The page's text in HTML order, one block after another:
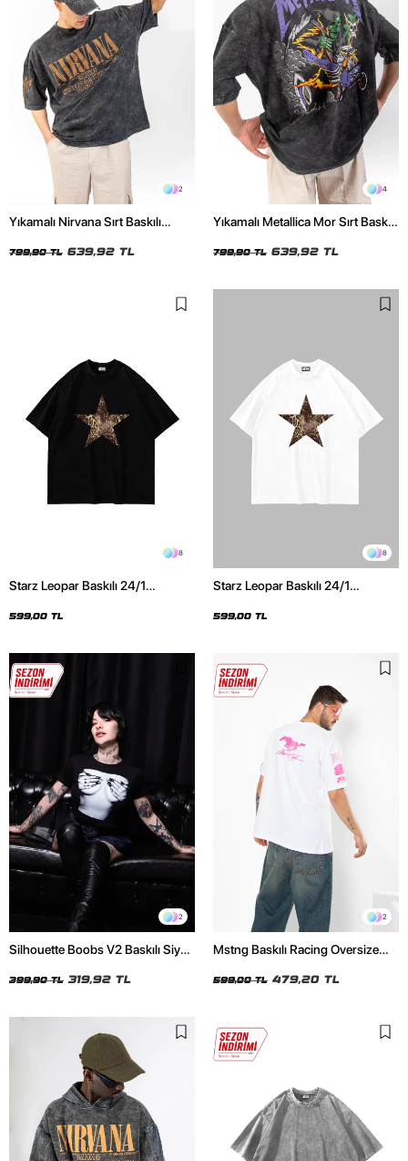
2
Yıkamalı Nirvana Sırt Baskılı
799,90 TL 639,92 TL
4
Yıkamalı Metallica Mor Sırt Baskılı
799,90 TL 639,92 TL
8
Starz Leopar Baskılı 24/1
599,00 TL
8
Starz Leopar Baskılı 24/1
599,00 TL
2
Silhouette Boobs V2 Baskılı Siyah
399,90 TL 319,92 TL
2
Mstng Baskılı Racing Oversize
599,00 TL 479,20 TL